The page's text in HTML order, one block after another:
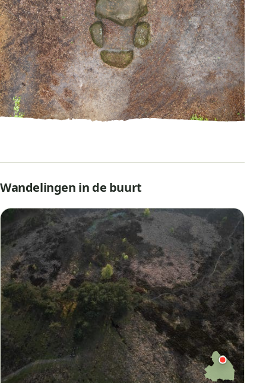
Wandelingen in de buurt